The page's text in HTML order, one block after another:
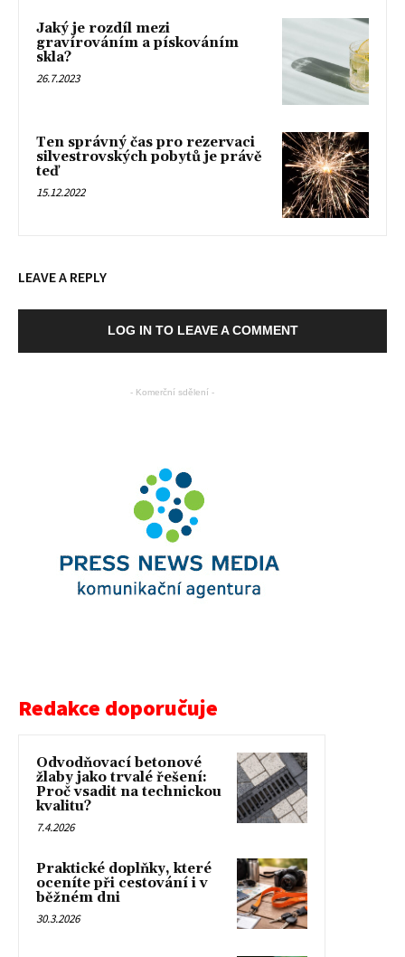
Jaký je rozdíl mezi
gravírováním a pískováním
skla?
26.7.2023
Ten správný čas pro rezervaci
silvestrovských pobytů je právě
teď
15.12.2022
LEAVE A REPLY
LOG IN TO LEAVE A COMMENT
- Komerční sdělení -
Redakce doporučuje
Odvodňovací betonové
žlaby jako trvalé řešení:
Proč vsadit na technickou
kvalitu?
7.4.2026
Praktické doplňky, které
oceníte při cestování i v
běžném dni
30.3.2026